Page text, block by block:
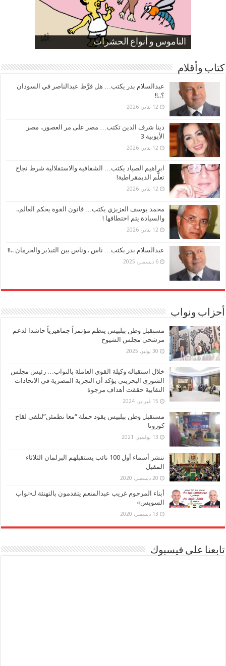
الناموس و أنواع الحشرات
الموظفين بعد ارتفاع الأسعار
ارتفاع نسبة الطلاق في مصر
صورة كاركاتيرية
صورة كاركاتيرية
كتاب وأقلام
عبدالسلام بدر يكتب… هل فرَّط عبدالناصر في السودان
؟..!!
12 يناير، 2026
دينا شرف الدين تكتب… مصر على مر العصور.. مصر
الأيوبية 3
12 يناير، 2026
ابراهيم الصياد يكتب… الشفافية والاستقلالية شرط نجاح
تعلُّم الديمقراطية!
12 يناير، 2026
محمد يوسف العزيزي يكتب… قانون القوة يحكم العالم..
والسيادة يتم اختطافها !
12 يناير، 2026
عبدالسلام بدر يكتب… ناس . وناس بين التبذير والحرمان ..!!
6 ديسمبر، 2025
أحزاب ونواب
مستقبل وطن ببلبيس ينظم مؤتمراً جماهيرياً حاشدا لدعم
مرشحي مجلس الشيوخ
30 يوليو، 2025
خلال استقباله وكيلة القوي العاملة بالنواب… رئيس مجلس
الشورى البحريني يؤكد أن التجربة المصرية في الاتحادات
النقابية حققت أهداف مرجوة
15 فبراير، 2024
مستقبل وطن ببلبيس يقود حملة “معا نطمئن”لتلقي لقاح
كورونا
13 نوفمبر، 2021
ننشر أسماء أول 100 نائب يستقبلهم البرلمان الثلاثاء
المقبل
20 ديسمبر، 2020
أبناء المرحوم غريب عبدالمنعم يتقدمون بالتهنئة لـ«نواب
السويس»
13 ديسمبر، 2020
تابعنا على فيسبوك